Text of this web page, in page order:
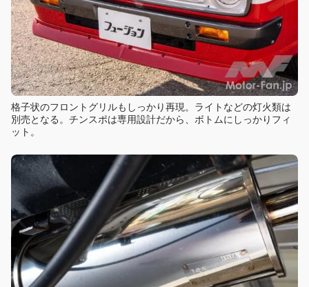
格子状のフロントグリルもしっかり再現。ライトなどの灯火類は
別売となる。チンスポは専用設計だから、ボトムにしっかりフィ
ット。